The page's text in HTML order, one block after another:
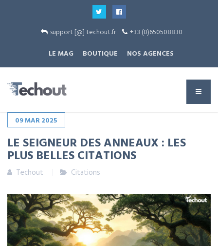
support [@] techout.fr
+33 (0)650508830
LE MAG
BOUTIQUE NOS AGENCES
09MAR2025
LE SEIGNEUR DES ANNEAUX : LES
PLUS BELLES CITATIONS
Techout Citations